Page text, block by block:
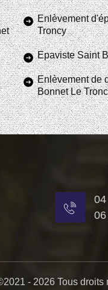
Enlèvement
Troncy
Epaviste Saint
Enlèvement de
Bonnet Le
- 2026 Tous droits